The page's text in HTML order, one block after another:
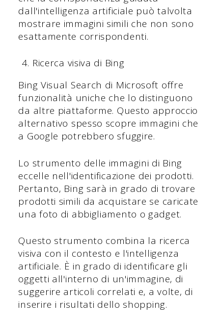
dall'intelligenza artificiale può talvolta
mostrare immagini simili che non sono
esattamente corrispondenti.
Ricerca visiva di Bing
Bing Visual Search di Microsoft offre
funzionalità uniche che lo distinguono
da altre piattaforme. Questo approccio
alternativo spesso scopre immagini che
a Google potrebbero sfuggire.
Lo strumento delle immagini di Bing
eccelle nell'identificazione dei prodotti.
Pertanto, Bing sarà in grado di trovare
prodotti simili da acquistare se caricate
una foto di abbigliamento o gadget.
Questo strumento combina la ricerca
visiva con il contesto e l'intelligenza
artificiale. È in grado di identificare gli
oggetti all'interno di un'immagine, di
suggerire articoli correlati e, a volte, di
inserire i risultati dello shopping.